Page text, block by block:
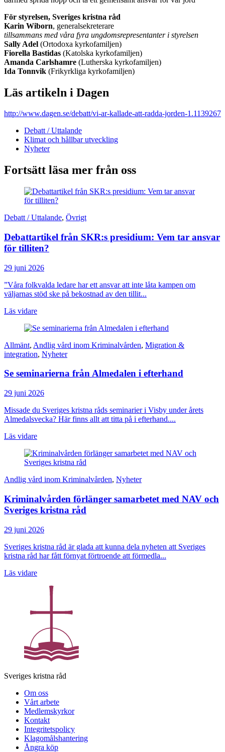
För styrelsen, Sveriges kristna råd
Karin Wiborn, generalsekreterare
tillsammans med våra fyra ungdomsrepresentanter i styrelsen
Sally Adel (Ortodoxa kyrkofamiljen)
Fiorella Bastidas (Katolska kyrkofamiljen)
Amanda Carlshamre (Lutherska kyrkofamiljen)
Ida Tonnvik (Frikyrkliga kyrkofamiljen)
Läs artikeln i Dagen
http://www.dagen.se/debatt/vi-ar-kallade-att-radda-jorden-1.1139267
Debatt / Uttalande
Klimat och hållbar utveckling
Nyheter
Fortsätt läsa mer från oss
Debatt / Uttalande, Övrigt
Debattartikel från SKR:s presidium: Vem tar ansvar
för tilliten?
29 juni 2026
”Våra folkvalda ledare har ett ansvar att inte låta kampen om
väljarnas stöd ske på bekostnad av den tillit...
Läs vidare
Allmänt, Andlig vård inom Kriminalvården, Migration &
integration, Nyheter
Se seminarierna från Almedalen i efterhand
29 juni 2026
Missade du Sveriges kristna råds seminarier i Visby under årets
Almedalsvecka? Här finns allt att titta på i efterhand....
Läs vidare
Andlig vård inom Kriminalvården, Nyheter
Kriminalvården förlänger samarbetet med NAV och
Sveriges kristna råd
29 juni 2026
Sveriges kristna råd är glada att kunna dela nyheten att Sveriges
kristna råd har fått förnyat förtroende att förmedla...
Läs vidare
Sveriges kristna råd
Om oss
Vårt arbete
Medlemskyrkor
Kontakt
Integritetspolicy
Klagomålshantering
Ångra köp